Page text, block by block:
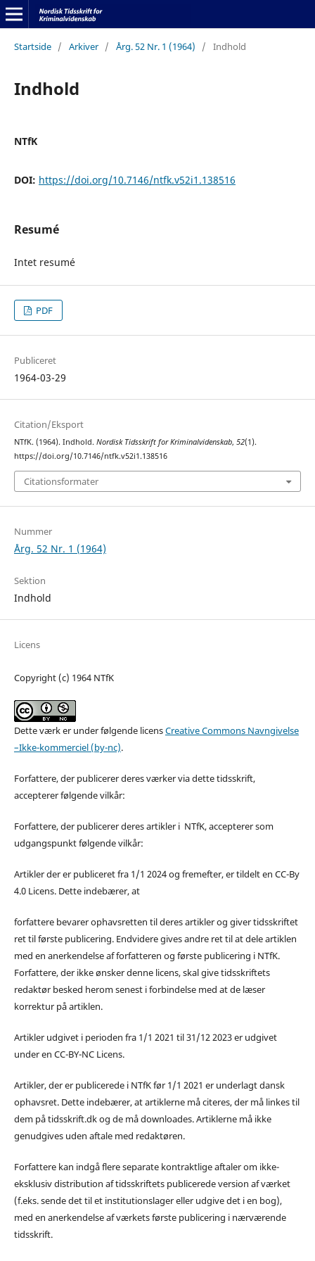
Startside / Arkiver / Årg. 52 Nr. 1 (1964) / Indhold
Indhold
NTfK
DOI: https://doi.org/10.7146/ntfk.v52i1.138516
Resumé
Intet resumé
PDF
Publiceret
1964-03-29
Citation/Eksport
NTfK. (1964). Indhold. Nordisk Tidsskrift for Kriminalvidenskab, 52(1).
https://doi.org/10.7146/ntfk.v52i1.138516
Citationsformater
Nummer
Årg. 52 Nr. 1 (1964)
Sektion
Indhold
Licens
Copyright (c) 1964 NTfK
Dette værk er under følgende licensCreative Commons Navngivelse
–Ikke-kommerciel (by-nc).
Forfattere, der publicerer deres værker via dette tidsskrift,
accepterer følgende vilkår:
Forfattere, der publicerer deres artikler i NTfK, accepterer som
udgangspunkt følgende vilkår:
Artikler der er publiceret fra 1/1 2024 og fremefter, er tildelt en CC-By
4.0 Licens. Dette indebærer, at
forfattere bevarer ophavsretten til deres artikler og giver tidsskriftet
ret til første publicering. Endvidere gives andre ret til at dele artiklen
med en anerkendelse af forfatteren og første publicering i NTfK.
Forfattere, der ikke ønsker denne licens, skal give tidsskriftets
redaktør besked herom senest i forbindelse med at de læser
korrektur på artiklen.
Artikler udgivet i perioden fra 1/1 2021 til 31/12 2023 er udgivet
under en CC-BY-NC Licens.
Artikler, der er publicerede i NTfK før 1/1 2021 er underlagt dansk
ophavsret. Dette indebærer, at artiklerne må citeres, der må linkes til
dem på tidsskrift.dk og de må downloades. Artiklerne må ikke
genudgives uden aftale med redaktøren.
Forfattere kan indgå flere separate kontraktlige aftaler om ikke-
eksklusiv distribution af tidsskriftets publicerede version af værket
(f.eks. sende det til et institutionslager eller udgive det i en bog),
med en anerkendelse af værkets første publicering i nærværende
tidsskrift.